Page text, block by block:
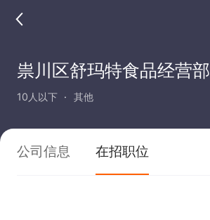
祟川区舒玛特食品经营部
10人以下 其他
公司信息 在招职位